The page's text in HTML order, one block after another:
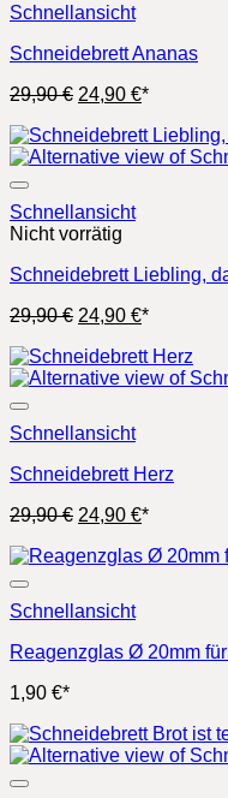
Schnellansicht
Schneidebrett Ananas
29,90€ Ursprünglicher
war:
29,90 €
24,90 €Aktueller
ist:
24,90 €.
*
Schnellansicht
Nicht vorrätig
Schneidebrett Liebling,
29,90€ Ursprünglicher
war:
29,90 €
24,90 €Aktueller
ist:
24,90 €.
*
Schnellansicht
Schneidebrett Herz
29,90€ Ursprünglicher
war:
24,90 €Aktueller
ist:
*
Schnellansicht
Reagenzglas Ø 20mm
1,90 €*